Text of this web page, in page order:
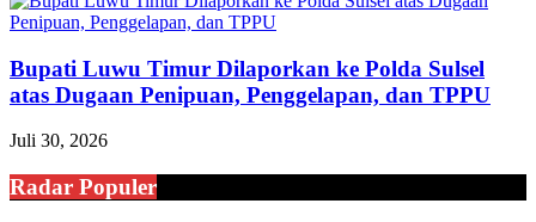
Bupati Luwu Timur Dilaporkan ke Polda Sulsel
atas Dugaan Penipuan, Penggelapan, dan TPPU
Juli 30, 2026
Radar Populer